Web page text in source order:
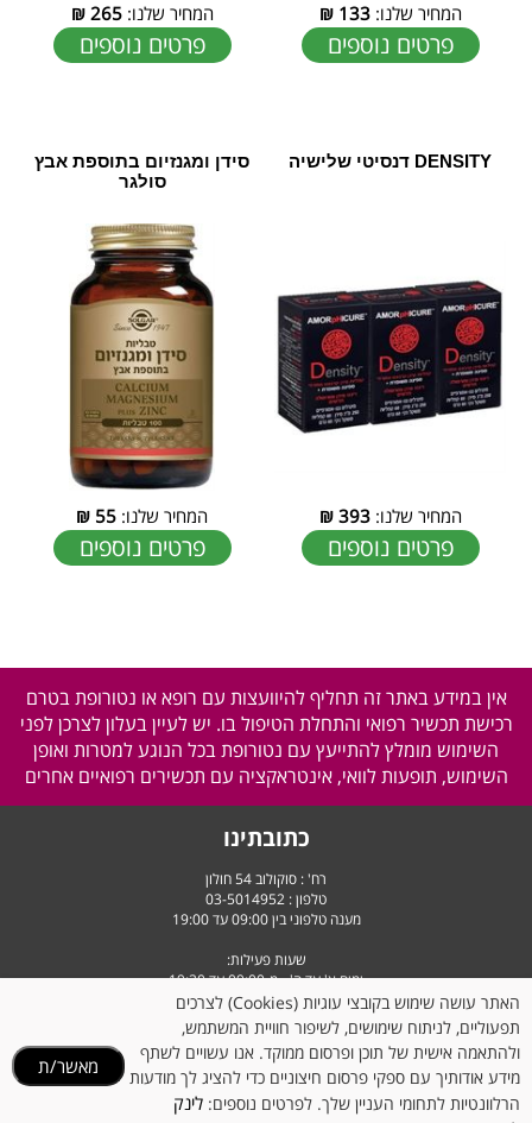
המחיר שלנו:133
₪
פרטים נוספים
המחיר שלנו:265
₪
פרטים נוספים
DENSITY דנסיטי שלישיה
המחיר שלנו:393
₪
פרטים נוספים
סידן ומגנזיום בתוספת אבץ
סולגר
המחיר שלנו: 55
₪
פרטים נוספים
אין במידע באתר זה תחליף להיוועצות עם רופא או נטורופת בטרם
רכישת תכשיר רפואי והתחלת הטיפול בו. יש לעיין בעלון לצרכן לפני
השימוש מומלץ להתייעץ עם נטורופת בכל הנוגע למטרות ואופן
השימוש, תופעות לוואי, אינטראקציה עם תכשירים רפואיים אחרים
כתובתינו
רח' : סוקולוב 54 חולון
טלפון : 03-5014952
מענה טלפוני בין 09:00 עד 19:00
שעות פעילות:
ימים א' עד ה' - מ-09:00 עד 19:30
יום ו' וערבי חג - מ-9:00 עד 14:30
האתר עושה שימוש בקובצי עוגיות (Cookies) לצרכים
תפעוליים, לניתוח שימושים, לשיפור חוויית המשתמש,
ולהתאמה אישית של תוכן ופרסום ממוקד. אנו עשויים לשתף
מידע אודותיך עם ספקי פרסום חיצוניים כדי להציג לך מודעות
הרלוונטיות לתחומי העניין שלך. לפרטים נוספים: לינק
מאשר/ת